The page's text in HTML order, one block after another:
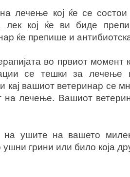
лечење кој ќе се
лек кој ќе ви биде
ќе препише и
во првиот момент
се тешки за лечење
кај вашиот ветеринар се
на лечење. Вашиот
ушите на вашето
грини или било која